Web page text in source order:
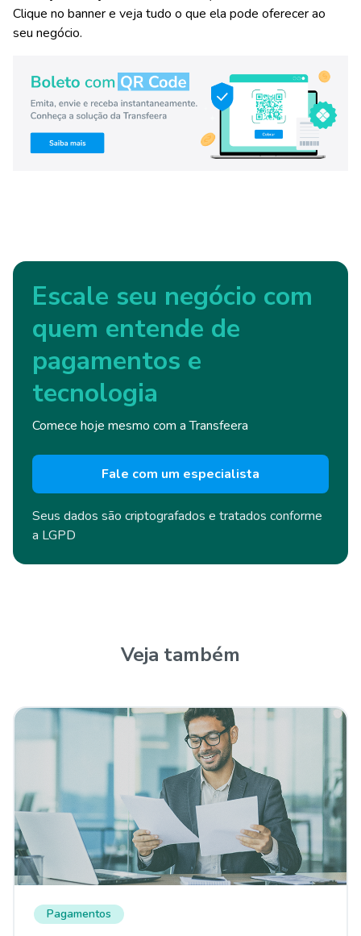
Clique no banner e veja tudo o que ela pode oferecer ao
seu negócio.
Escale seu negócio com
quem entende de
pagamentos e
tecnologia
Comece hoje mesmo com a Transfeera
Fale com um especialista
Seus dados são criptografados e tratados conforme
a LGPD
Veja também
Pagamentos